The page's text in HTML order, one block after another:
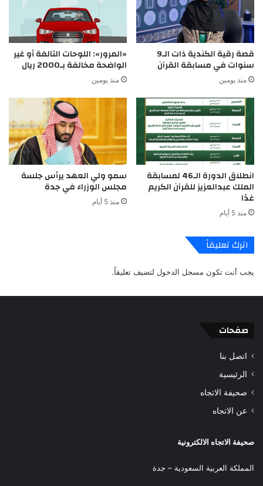
قصة رقية الكندية ذات الـ9
سنوات في مسابقة القرآن
منذ يومين
«المرور»: اللوحات التالفة أو غير
الواضحة مخالفة بـ2000 ريال
منذ يومين
انطلاق الدورة الـ46 لمسابقة
الملك عبدالعزيز للقرآن الكريم
غدًا
منذ 5 أيام
سمو ولي العهد يرأس جلسة
مجلس الوزراء في جدة
منذ 5 أيام
اترك تعليقاً
يجب أنت تكون مسجل الدخول لتضيف تعليقاً.
صفحات
اتصل بنا
الرئيسية
صحيفة الاتجاه
عن الاتجاه
صحيفة الاتجاه الالكترونية
المملكة العربية السعودية – جدة